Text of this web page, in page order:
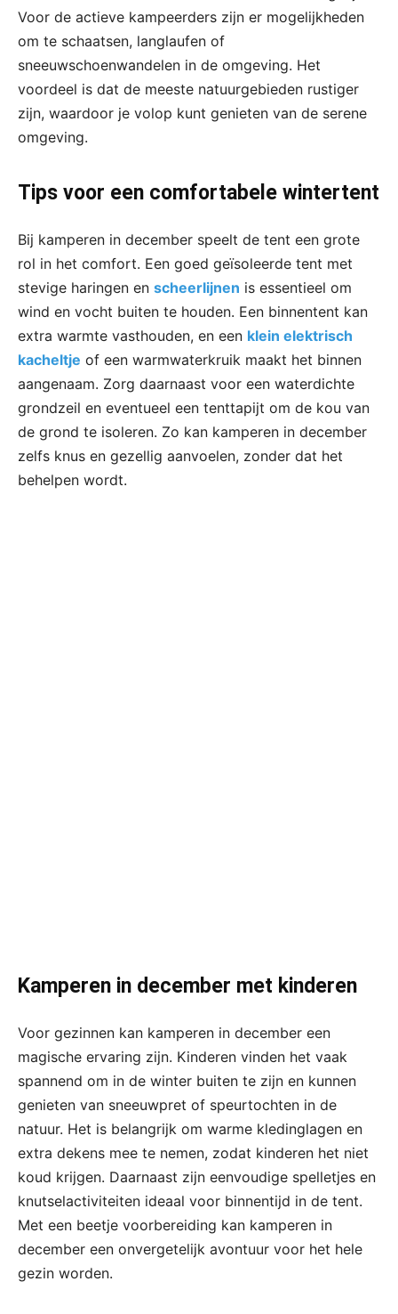
Voor de actieve kampeerders zijn er mogelijkheden
om te schaatsen, langlaufen of
sneeuwschoenwandelen in de omgeving. Het
voordeel is dat de meeste natuurgebieden rustiger
zijn, waardoor je volop kunt genieten van de serene
omgeving.
Tips voor een comfortabele wintertent
Bij kamperen in december speelt de tent een grote
rol in het comfort. Een goed geïsoleerde tent met
stevige haringen en scheerlijnen is essentieel om
wind en vocht buiten te houden. Een binnentent kan
extra warmte vasthouden, en een klein elektrisch
kacheltje of een warmwaterkruik maakt het binnen
aangenaam. Zorg daarnaast voor een waterdichte
grondzeil en eventueel een tenttapijt om de kou van
de grond te isoleren. Zo kan kamperen in december
zelfs knus en gezellig aanvoelen, zonder dat het
behelpen wordt.
Kamperen in december met kinderen
Voor gezinnen kan kamperen in december een
magische ervaring zijn. Kinderen vinden het vaak
spannend om in de winter buiten te zijn en kunnen
genieten van sneeuwpret of speurtochten in de
natuur. Het is belangrijk om warme kledinglagen en
extra dekens mee te nemen, zodat kinderen het niet
koud krijgen. Daarnaast zijn eenvoudige spelletjes en
knutselactiviteiten ideaal voor binnentijd in de tent.
Met een beetje voorbereiding kan kamperen in
december een onvergetelijk avontuur voor het hele
gezin worden.